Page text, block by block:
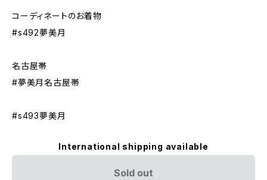
コーディネートのお着物
#s492夢美月
名古屋帯
#夢美月名古屋帯
#s493夢美月
International shipping available
Sold out